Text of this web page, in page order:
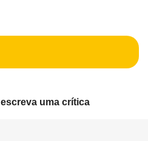
escreva uma crítica